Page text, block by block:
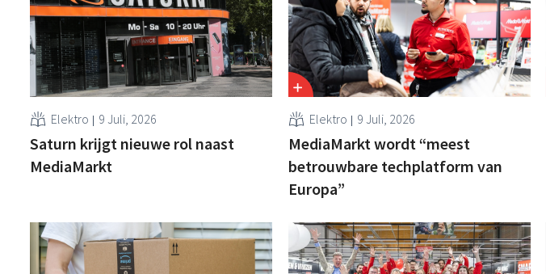
Elektro 9 Juli, 2026
Saturn krijgt nieuwe rol naast
MediaMarkt
Elektro 9 Juli, 2026
MediaMarkt wordt “meest
betrouwbare techplatform van
Europa”